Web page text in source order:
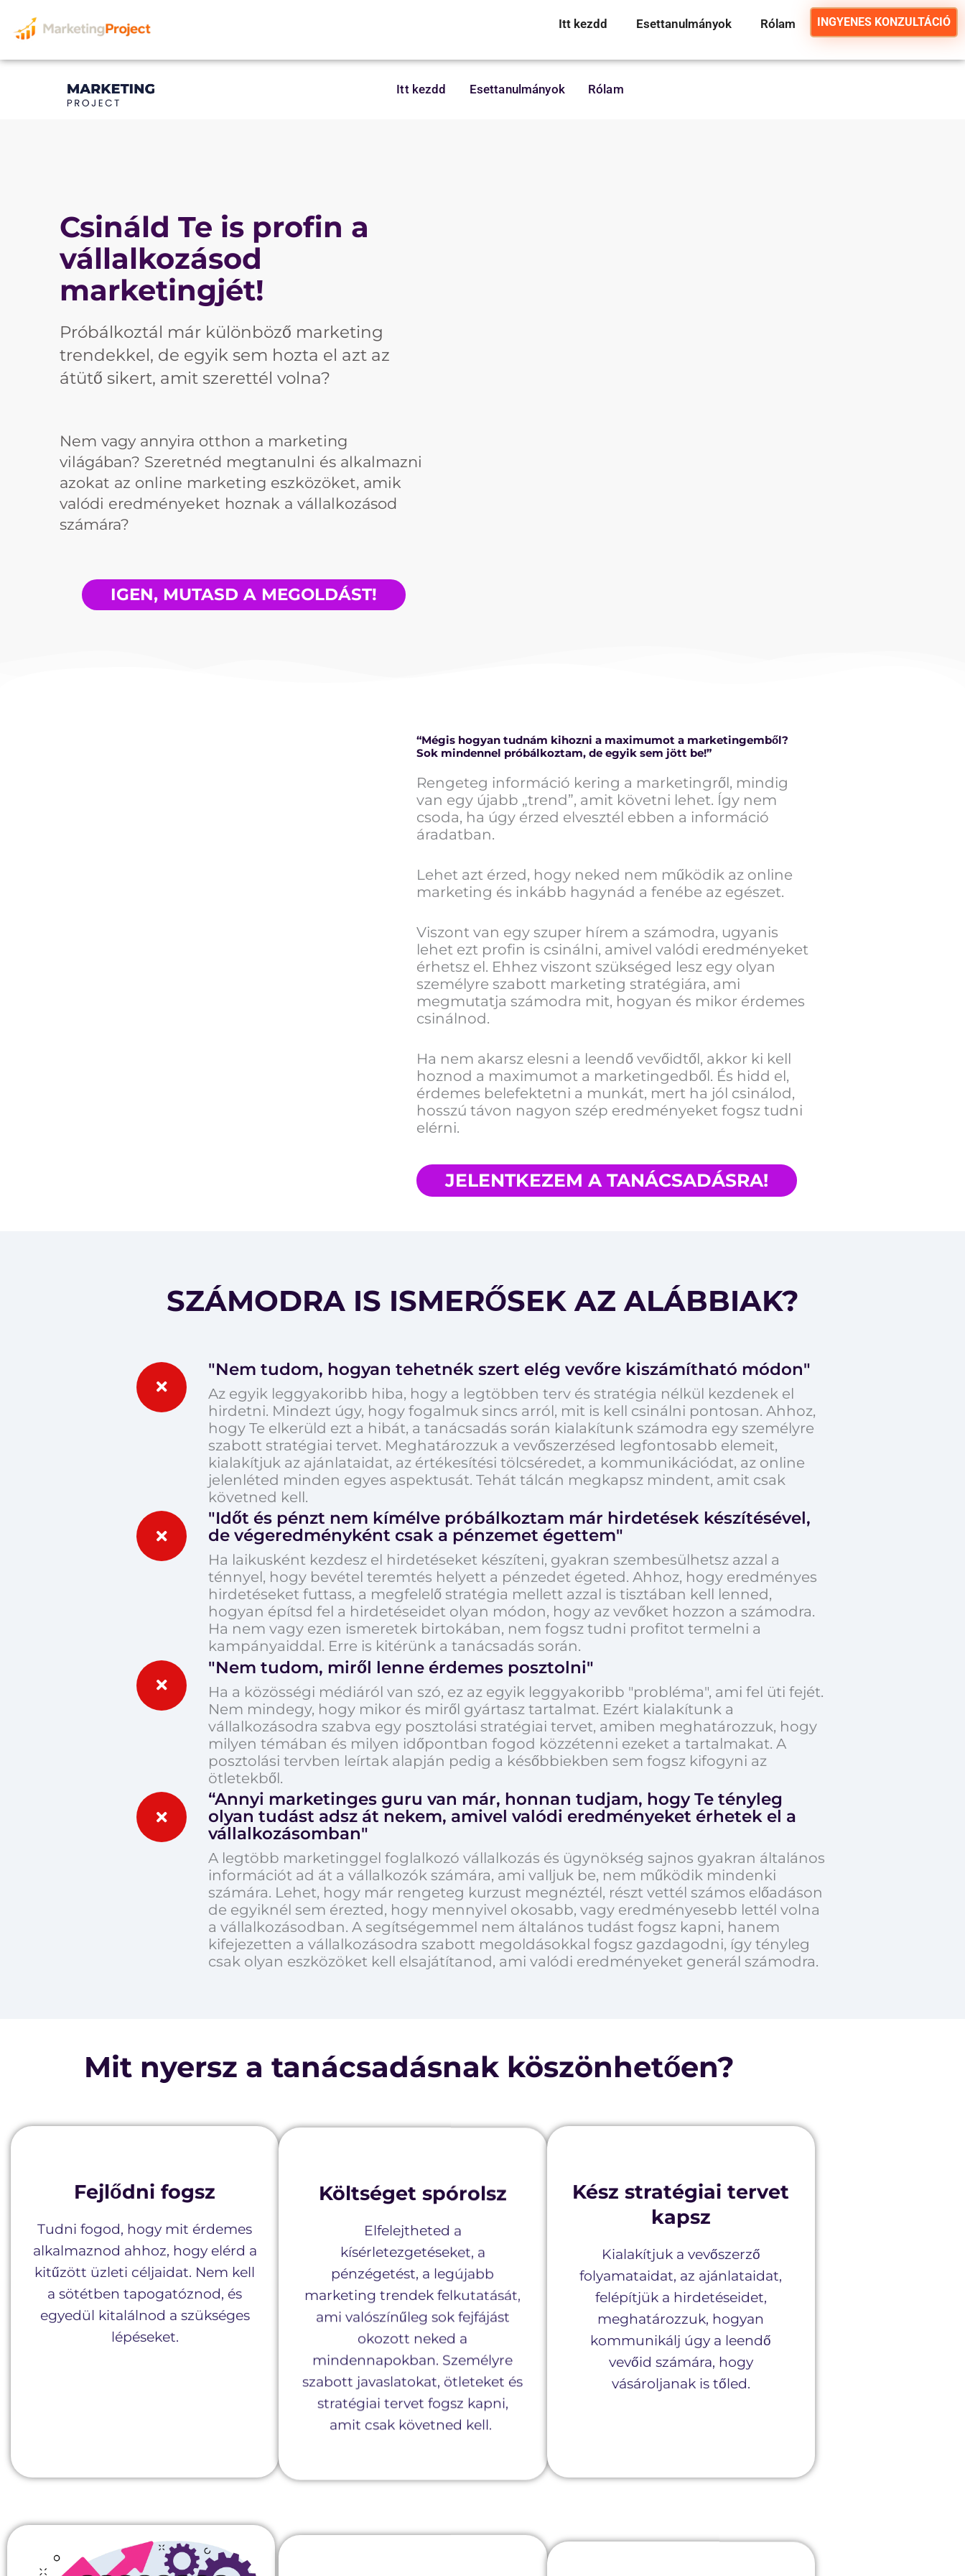
content
INGYENES KONZULTÁCIÓ
Itt kezdd Esettanulmányok Rólam
Itt kezdd Esettanulmányok Rólam
Csináld Te is profin a
vállalkozásod
marketingjét!
Próbálkoztál már különböző marketing
trendekkel, de egyik sem hozta el azt az
átütő sikert, amit szerettél volna?
Nem vagy annyira otthon a marketing
világában? Szeretnéd megtanulni és alkalmazni
azokat az online marketing eszközöket, amik
valódi eredményeket hoznak a vállalkozásod
számára?
IGEN, MUTASD A MEGOLDÁST!
“Mégis hogyan tudnám kihozni a maximumot a marketingemből?
Sok mindennel próbálkoztam, de egyik sem jött be!”
Rengeteg információ kering a marketingről, mindig
van egy újabb „trend”, amit követni lehet. Így nem
csoda, ha úgy érzed elvesztél ebben a információ
áradatban.
Lehet azt érzed, hogy neked nem működik az online
marketing és inkább hagynád a fenébe az egészet.
Viszont van egy szuper hírem a számodra, ugyanis
lehet ezt profin is csinálni, amivel valódi eredményeket
érhetsz el. Ehhez viszont szükséged lesz egy olyan
személyre szabott marketing stratégiára, ami
megmutatja számodra mit, hogyan és mikor érdemes
csinálnod.
Ha nem akarsz elesni a leendő vevőidtől, akkor ki kell
hoznod a maximumot a marketingedből. És hidd el,
érdemes belefektetni a munkát, mert ha jól csinálod,
hosszú távon nagyon szép eredményeket fogsz tudni
elérni.
JELENTKEZEM A TANÁCSADÁSRA!
SZÁMODRA IS ISMERŐSEK AZ ALÁBBIAK?
"Nem tudom, hogyan tehetnék szert elég vevőre kiszámítható módon"
Az egyik leggyakoribb hiba, hogy a legtöbben terv és stratégia nélkül kezdenek el
hirdetni. Mindezt úgy, hogy fogalmuk sincs arról, mit is kell csinálni pontosan. Ahhoz,
hogy Te elkerüld ezt a hibát, a tanácsadás során kialakítunk számodra egy személyre
szabott stratégiai tervet. Meghatározzuk a vevőszerzésed legfontosabb elemeit,
kialakítjuk az ajánlataidat, az értékesítési tölcséredet, a kommunikációdat, az online
jelenléted minden egyes aspektusát. Tehát tálcán megkapsz mindent, amit csak
követned kell.
"Időt és pénzt nem kímélve próbálkoztam már hirdetések készítésével,
de végeredményként csak a pénzemet égettem"
Ha laikusként kezdesz el hirdetéseket készíteni, gyakran szembesülhetsz azzal a
ténnyel, hogy bevétel teremtés helyett a pénzedet égeted. Ahhoz, hogy eredményes
hirdetéseket futtass, a megfelelő stratégia mellett azzal is tisztában kell lenned,
hogyan építsd fel a hirdetéseidet olyan módon, hogy az vevőket hozzon a számodra.
Ha nem vagy ezen ismeretek birtokában, nem fogsz tudni profitot termelni a
kampányaiddal. Erre is kitérünk a tanácsadás során.
"Nem tudom, miről lenne érdemes posztolni"
Ha a közösségi médiáról van szó, ez az egyik leggyakoribb "probléma", ami fel üti fejét.
Nem mindegy, hogy mikor és miről gyártasz tartalmat. Ezért kialakítunk a
vállalkozásodra szabva egy posztolási stratégiai tervet, amiben meghatározzuk, hogy
milyen témában és milyen időpontban fogod közzétenni ezeket a tartalmakat. A
posztolási tervben leírtak alapján pedig a későbbiekben sem fogsz kifogyni az
ötletekből.
“Annyi marketinges guru van már, honnan tudjam, hogy Te tényleg
olyan tudást adsz át nekem, amivel valódi eredményeket érhetek el a
vállalkozásomban"
A legtöbb marketinggel foglalkozó vállalkozás és ügynökség sajnos gyakran általános
információt ad át a vállalkozók számára, ami valljuk be, nem működik mindenki
számára. Lehet, hogy már rengeteg kurzust megnéztél, részt vettél számos előadáson
de egyiknél sem érezted, hogy mennyivel okosabb, vagy eredményesebb lettél volna
a vállalkozásodban. A segítségemmel nem általános tudást fogsz kapni, hanem
kifejezetten a vállalkozásodra szabott megoldásokkal fogsz gazdagodni, így tényleg
csak olyan eszközöket kell elsajátítanod, ami valódi eredményeket generál számodra.
Mit nyersz a tanácsadásnak köszönhetően?
Fejlődni fogsz
Tudni fogod, hogy mit érdemes
alkalmaznod ahhoz, hogy elérd a
kitűzött üzleti céljaidat. Nem kell
a sötétben tapogatóznod, és
egyedül kitalálnod a szükséges
lépéseket.
Költséget spórolsz
Elfelejtheted a
kísérletezgetéseket, a
pénzégetést, a legújabb
marketing trendek felkutatását,
ami valószínűleg sok fejfájást
okozott neked a
mindennapokban. Személyre
szabott javaslatokat, ötleteket és
stratégiai tervet fogsz kapni,
amit csak követned kell.
Kész stratégiai tervet
kapsz
Kialakítjuk a vevőszerző
folyamataidat, az ajánlataidat,
felépítjük a hirdetéseidet,
meghatározzuk, hogyan
kommunikálj úgy a leendő
vevőid számára, hogy
vásároljanak is tőled.